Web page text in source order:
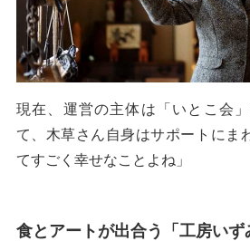
現在、運営の主体は「いとこ会
て、木草さん自身はサポートにま
てすごく幸せなことよね」
食とアートが出合う「工房いず